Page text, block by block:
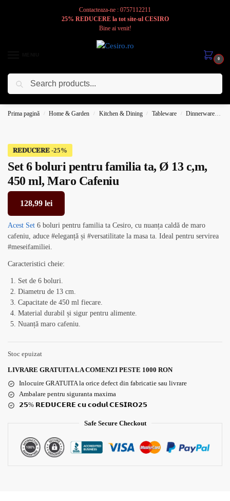
Contacteaza-ne : 0757112211
25% REDUCERE la tot site-ul CESIRO
Bine ai venit!
0
Cesiro
Prima pagină / Home & Garden / Kitchen & Dining / Tableware / Dinnerware
𝐑𝐄𝐃𝐔𝐂𝐄𝐑𝐄
Set 6 boluri pentru familia ta, Ø 13 c,m,
450 ml, Maro Cafeniu
128,99 lei
Acest Set 6 boluri pentru familia ta Cesiro, cu nuanța caldă de maro
cafeniu, aduce #eleganță și #versatilitate la masa ta. Ideal pentru servirea
#meseifamiliei.
Caracteristici cheie:
Set de 6 boluri.
Diametru de 13 cm.
Capacitate de 450 ml fiecare.
Material durabil și sigur pentru alimente.
Nuanță maro cafeniu.
Stoc epuizat
LIVRARE GRATUITA LA COMENZI PESTE 1000 RON
Inlocuire GRATUITA la orice defect din fabricatie sau livrare
Ambalare pentru siguranta maxima
𝟮𝟱% 𝗥𝗘𝗗𝗨𝗖𝗘𝗥𝗘 𝗰𝘂 𝗰𝗼𝗱𝘂𝗹 𝗖𝗘𝗦𝗜𝗥𝗢𝟮𝟱
Safe Secure Checkout